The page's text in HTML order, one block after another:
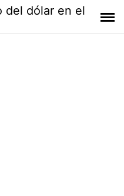
del dólar en el